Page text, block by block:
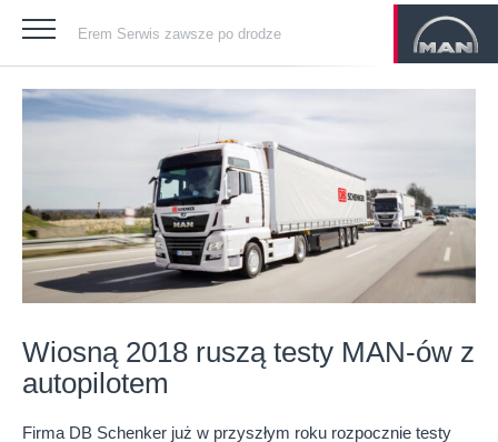
Erem Serwis zawsze po drodze
Wiosną 2018 ruszą testy MAN-ów z
autopilotem
Firma DB Schenker już w przyszłym roku rozpocznie testy